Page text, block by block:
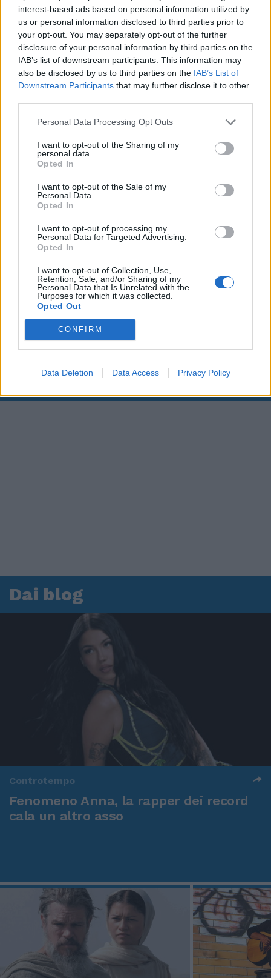
interest-based ads based on personal information utilized by
us or personal information disclosed to third parties prior to
your opt-out. You may separately opt-out of the further
disclosure of your personal information by third parties on the
IAB’s list of downstream participants. This information may
also be disclosed by us to third parties on the IAB’s List of
Downstream Participants that may further disclose it to other
Personal Data Processing Opt Outs
I want to opt-out of the Sharing of my
personal data.
Opted In
I want to opt-out of the Sale of my
Personal Data.
Opted In
I want to opt-out of processing my
Personal Data for Targeted Advertising.
Opted In
I want to opt-out of Collection, Use,
Retention, Sale, and/or Sharing of my
Personal Data that Is Unrelated with the
Purposes for which it was collected.
Opted Out
CONFIRM
Data Deletion Data Access Privacy Policy
00:00 01:16
Leonardo Maria Del Vecchio dall'ex compagna
in ospedale. Le dichiarazioni ai giornalisti
Dai blog
Controtempo
Fenomeno Anna, la rapper dei record
cala un altro asso